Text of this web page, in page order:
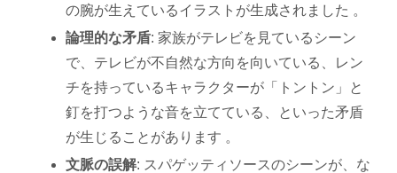
の腕が生えているイラストが生成されました 。
論理的な矛盾: 家族がテレビを見ているシーン
で、テレビが不自然な方向を向いている、レン
チを持っているキャラクターが「トントン」と
釘を打つような音を立てている、といった矛盾
が生じることがあります 。
文脈の誤解: スパゲッティソースのシーンが、な